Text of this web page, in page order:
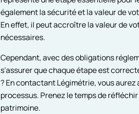
également la sécurité et la valeur de
En effet, il peut accroître la valeur de
nécessaires.
Cependant, avec des obligations
s'assurer que chaque étape est
? En contactant Légimétrie, vous
processus. Prenez le temps de
patrimoine.